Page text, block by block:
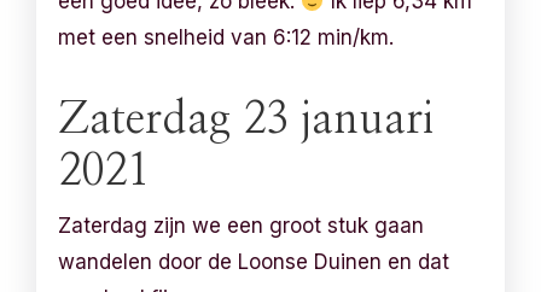
met een snelheid van 6:12 min/km.
Zaterdag 23 januari
2021
Zaterdag zijn we een groot stuk gaan
wandelen door de Loonse Duinen en dat